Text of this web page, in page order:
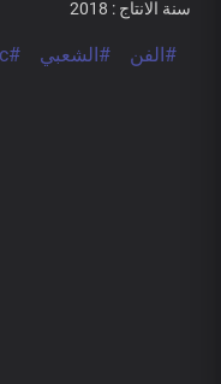
سنة الانتاج : 2018
#الفن #الشعبي #mbc